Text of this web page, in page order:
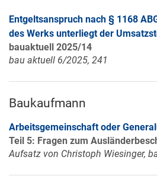
Entgeltsanspruch nach § 1168
des Werks unterliegt der
bauaktuell 2025/14
bau aktuell 6/2025, 241
Baukaufmann
Arbeitsgemeinschaft oder
Teil 5: Fragen zum
Aufsatz von Christoph Wiesinger,